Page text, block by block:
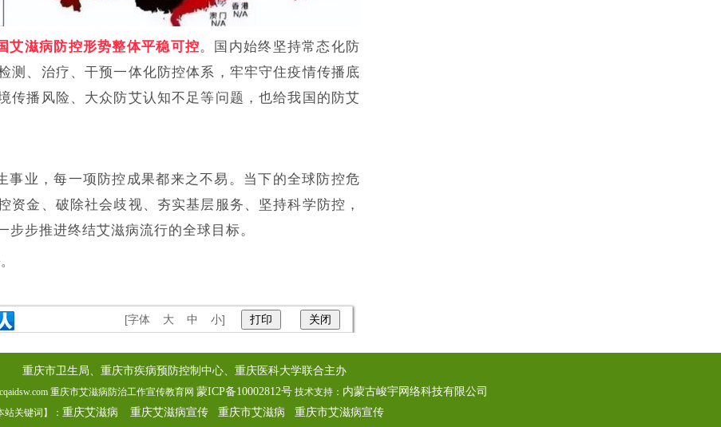
艾滋病防控形势整体平稳可控。国内始终坚持常态化防
测、治疗、干预一体化防控体系，牢牢守住疫情传播底
传播风险、大众防艾认知不足等问题，也给我国的防艾
事业，每一项防控成果都来之不易。当下的全球防控危
资金、破除社会歧视、夯实基层服务、坚持科学防控，
步推进终结艾滋病流行的全球目标。
[字体 大 中 小]
重庆市卫生局、重庆市疾病预防控制中心、重庆医科大学联合主办
重庆市艾滋病防治工作宣传教育网 蒙ICP备10002812号技术支持： 内蒙古峻宇网络科技有限公司
站关键词】： 重庆艾滋病 重庆艾滋病宣传 重庆市艾滋病 重庆市艾滋病宣传